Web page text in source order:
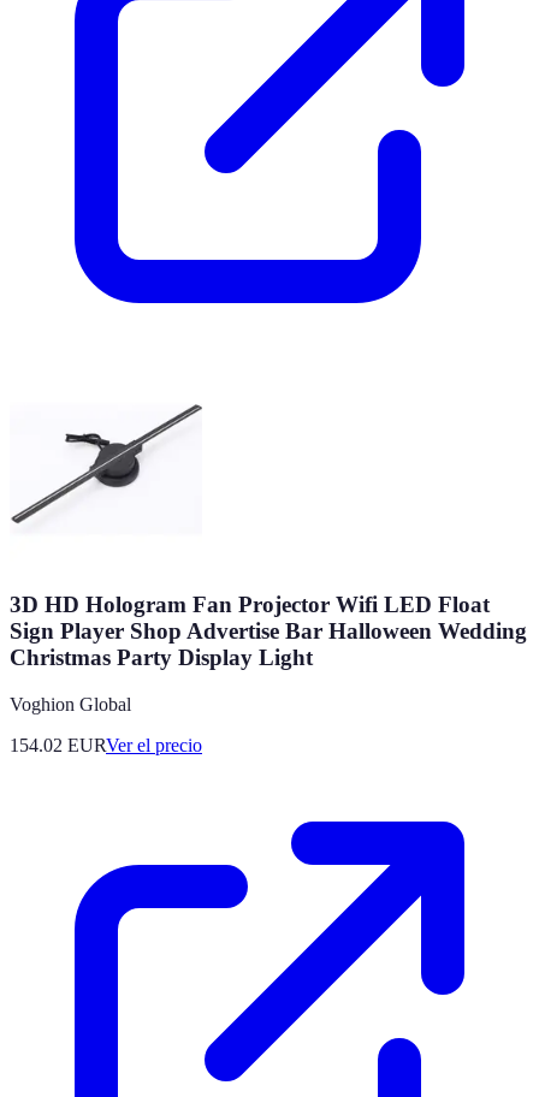
3D HD Hologram Fan Projector Wifi LED Float
Sign Player Shop Advertise Bar Halloween Wedding
Christmas Party Display Light
Voghion Global
154.02 EURVer el precio